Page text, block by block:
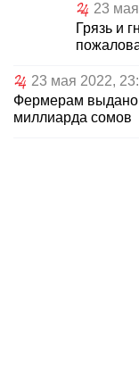
23
Грязь и
23 мая 2022,
Фермерам выдано
миллиарда сомов